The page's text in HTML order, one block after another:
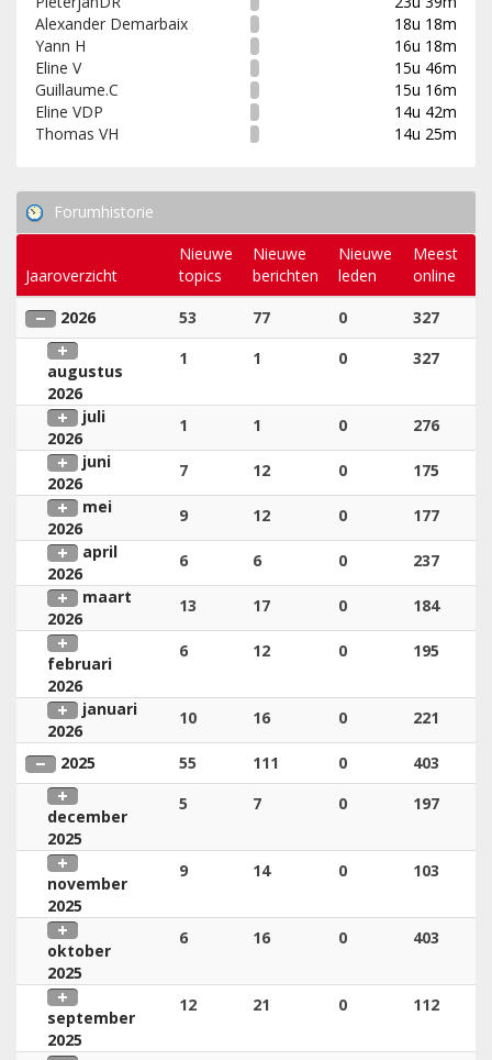
Alexander Demarbaix
18u 18m
Yann H
16u 18m
Eline V
15u 46m
Guillaume.C
15u 16m
Eline VDP
14u 42m
Thomas VH
14u 25m
Forumhistorie
Jaaroverzicht
Nieuwe
topics
Nieuwe
berichten
Nieuwe
leden
Meest
online
2026
53 77 0 327
augustus
2026
1 1 0 327
juli
2026
1 1 0
276
juni
2026
7 12 0
175
mei
2026
9 12 0
177
april
2026
6 6 0
237
maart
2026
13 17 0 184
februari
2026
6 12 0 195
januari
2026
10 16 0 221
2025 55 111 0 403
december
2025
5 7 0 197
november
2025
9 14 0 103
oktober
2025
6 16 0 403
september
2025
12 21 0 112